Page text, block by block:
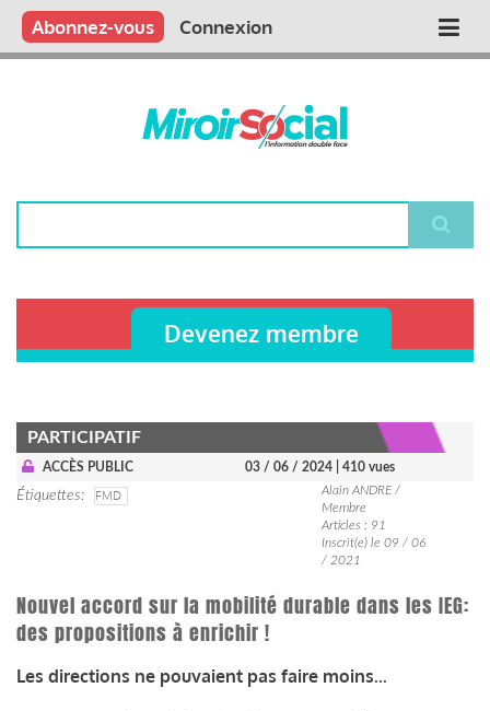
Aller
contenu
Main
Qui sommes nous ?
Vous publiez
Nous publions
Contactez-nous
Abonnez-vous Connexion
Devenez membre
PARTICIPATIF
ACCÈS PUBLIC 03 / 06 / 2024 | 410 vues
Étiquettes FMD
Alain ANDRE /
Membre
Articles : 91
Inscrit(e) le 09 / 06
/ 2021
Nouvel accord sur la mobilité durable dans les IEG:
des propositions à enrichir !
Les directions ne pouvaient pas faire moins...